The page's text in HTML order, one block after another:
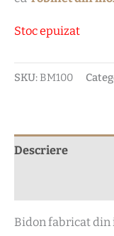
Stoc epuizat
SKU:BM100
Descriere
Bidon fabricat din